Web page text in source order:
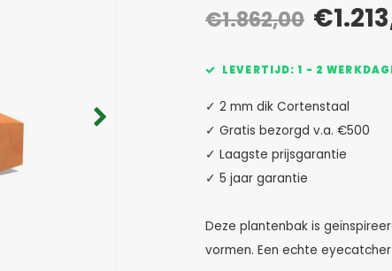
€1.862,00
LEVERTIJD: 1 - 2
✓ 2 mm dik Cortenstaal
✓ Gratis bezorgd v.a. €500
✓ Laagste prijsgarantie
✓ 5 jaar garantie
Deze plantenbak is
vormen. Een echte